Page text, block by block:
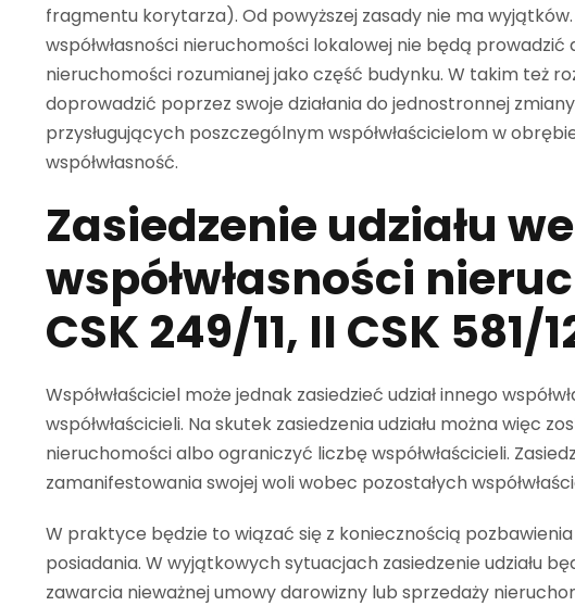
fragmentu korytarza). Od powyższej zasady nie ma
współwłasności nieruchomości lokalowej nie będą
nieruchomości rozumianej jako część budynku. W takim też
doprowadzić poprzez swoje działania do jednostronnej
przysługujących poszczególnym współwłaścicielom w
współwłasność.
Zasiedzenie udziału we
współwłasności
CSK 249/11, II CSK 581/
Współwłaściciel może jednak zasiedzieć udział innego
współwłaścicieli. Na skutek zasiedzenia udziału można więc
nieruchomości albo ograniczyć liczbę współwłaścicieli.
zamanifestowania swojej woli wobec pozostałych
W praktyce będzie to wiązać się z koniecznością pozbawienia
posiadania. W wyjątkowych sytuacjach zasiedzenie udziału
zawarcia nieważnej umowy darowizny lub sprzedaży